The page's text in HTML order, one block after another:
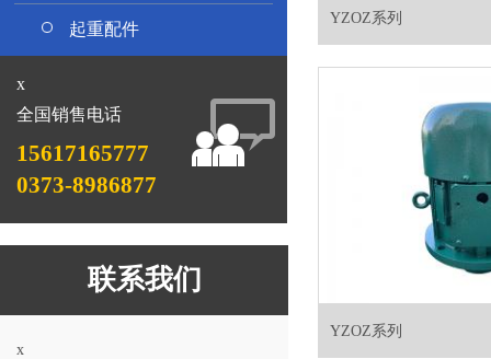
起重配件
x
全国销售电话
15617165777
0373-8986877
联系我们
x
YZOZ系列
YZOZ系列